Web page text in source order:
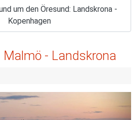
um den Öresund: Landskrona -
Kopenhagen
- Landskrona